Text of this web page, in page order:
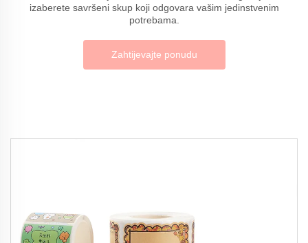
izaberete savršeni skup koji odgovara vašim jedinstvenim
potrebama.
Zahtijevajte ponudu